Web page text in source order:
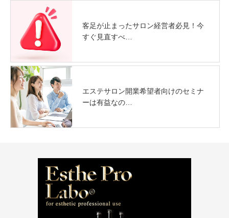
客足が止まったサロン経営者必見！今
すぐ見直すべ…
エステサロン開業希望者向けのセミナ
ーは有益なの…